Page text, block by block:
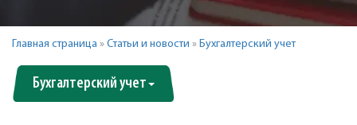
Главная страница » Статьи и новости » Бухгалтерский учет
Бухгалтерский учет